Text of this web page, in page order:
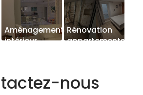
Aménagement
intérieur
Rénovation
appartements
nous